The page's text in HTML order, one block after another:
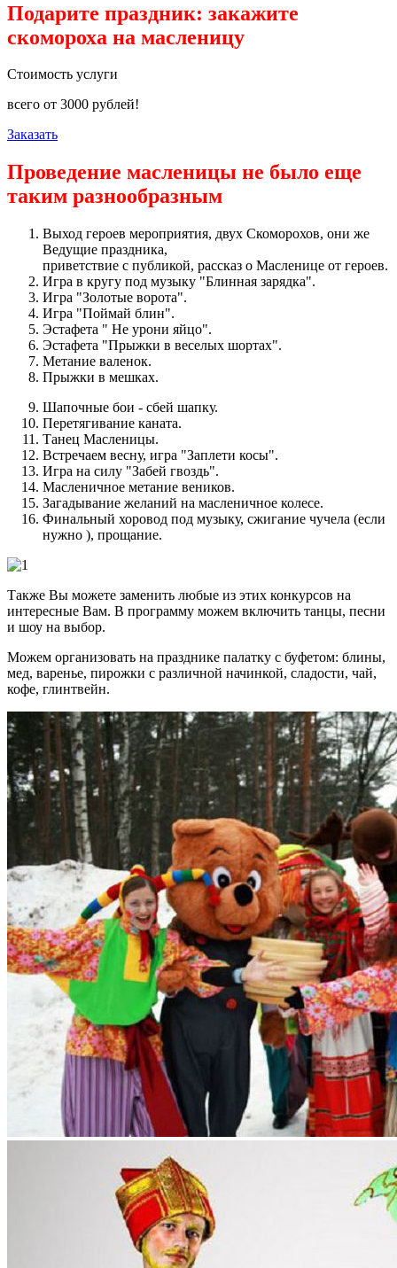
Подарите праздник: закажите
скомороха на масленицу
Стоимость услуги
всего от 3000 рублей!
Заказать
Проведение масленицы не было еще
таким разнообразным
Выход героев мероприятия, двух Скоморохов, они же
Ведущие праздника,
приветствие с публикой, рассказ о Масленице от героев.
Игра в кругу под музыку "Блинная зарядка".
Игра "Золотые ворота".
Игра "Поймай блин".
Эстафета " Не урони яйцо".
Эстафета "Прыжки в веселых шортах".
Метание валенок.
Прыжки в мешках.
Шапочные бои - сбей шапку.
Перетягивание каната.
Танец Масленицы.
Встречаем весну, игра "Заплети косы".
Игра на силу "Забей гвоздь".
Масленичное метание веников.
Загадывание желаний на масленичное колесе.
Финальный хоровод под музыку, сжигание чучела (если
нужно ), прощание.
Также Вы можете заменить любые из этих конкурсов на
интересные Вам. В программу можем включить танцы, песни
и шоу на выбор.
Можем организовать на празднике палатку с буфетом: блины,
мед, варенье, пирожки с различной начинкой, сладости, чай,
кофе, глинтвейн.